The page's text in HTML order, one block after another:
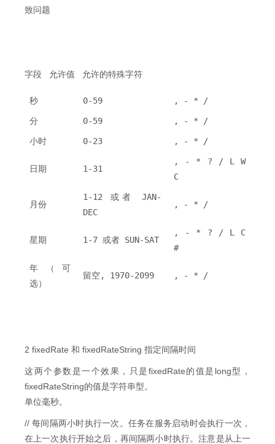
致问题
字段 允许值 允许的特殊字符
秒 0-59 , - * /
分 0-59 , - * /
小时 0-23 , - * /
日期 1-31
, - * ? / L W
C
月份
1-12 或者 JAN-
DEC
, - * /
星期 1-7 或者 SUN-SAT
, - * ? / L C
#
年（可
选）
留空, 1970-2099 , - * /
2 fixedRate 和 fixedRateString 指定间隔时间
这两个参数是一个效果，只是fixedRate的值是long型，
fixedRateString的值是字符串型。
单位毫秒。
// 每间隔两小时执行一次。任务在服务启动时会执行一次，
在上一次执行开始之后，再间隔两小时执行。注意是从上一